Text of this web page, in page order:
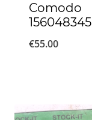
Comodo
156048345
€55.00